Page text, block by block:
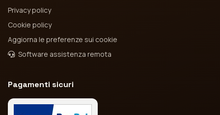
Privacy policy
Cookie policy
Aggiorna le preferenze sui cookie
Software assistenza remota
Pagamenti sicuri